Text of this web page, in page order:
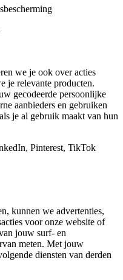
we je ook over acties
je relevante producten.
gecodeerde persoonlijke
aanbieders en gebruiken
je al gebruik maakt van hun
Pinterest, TikTok
kunnen we advertenties,
voor onze website of
jouw surf- en
meten. Met jouw
diensten van derden